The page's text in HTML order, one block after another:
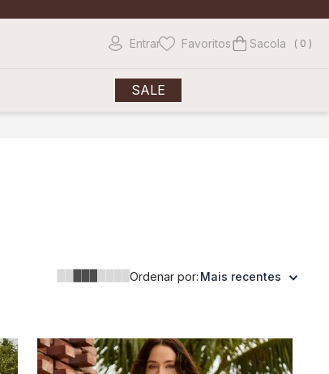
Entrar Favoritos 0
SALE
Ordenar por: Mais recentes